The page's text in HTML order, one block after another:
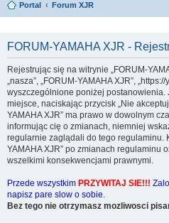
Portal
Forum XJR
FORUM-YAMAHA XJR -
Rejestrując się na witrynie „FORUM-
„nasza”, „FORUM-YAMAHA XJR”,
wyszczególnione poniżej postanowienia.
miejsce, naciskając przycisk „Nie
YAMAHA XJR” ma prawo w dowolnym
informując cię o zmianach, niemniej
regularnie zaglądali do tego regulaminu.
YAMAHA XJR” po zmianach regulaminu
wszelkimi konsekwencjami prawnymi.
Przede wszystkim PRZYWITAJ SIE!!!
napisz pare slow o sobie.
Bez tego nie otrzymasz mozliwosci